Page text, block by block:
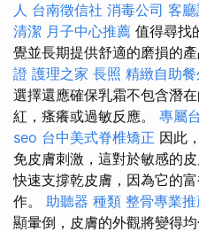
人 台南徵信社 消毒公司 客
清潔 月子中心推薦 值得尋找
覺並長期提供舒適的磨損的產
證 護理之家 長照 精緻自助
選擇還應確保乳霜不包含潛
紅，瘙癢或過敏反應。 專屬
seo 台中美式脊椎矯正 因此
免皮膚刺激，這對於敏感的
快速支撐乾皮膚，因為它的
作。 助聽器 種類 整骨專業
顯暈倒，皮膚的外觀將變得均